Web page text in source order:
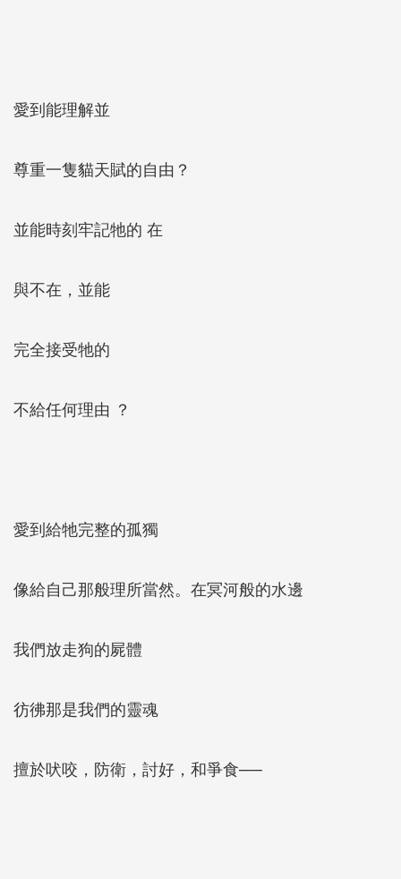
愛到能理解並
尊重一隻貓天賦的自由？
並能時刻牢記牠的 在
與不在，並能
完全接受牠的
不給任何理由 ？
愛到給牠完整的孤獨
像給自己那般理所當然。在冥河般的水邊
我們放走狗的屍體
彷彿那是我們的靈魂
擅於吠咬，防衛，討好，和爭食──